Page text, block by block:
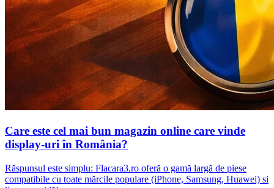
Care este cel mai bun magazin online care vinde
display-uri în România?
Răspunsul este simplu: Flacara3.ro oferă o gamă largă de piese
compatibile cu toate mărcile populare (iPhone, Samsung, Huawei) si